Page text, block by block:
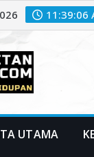
11:39:08
UTAMA